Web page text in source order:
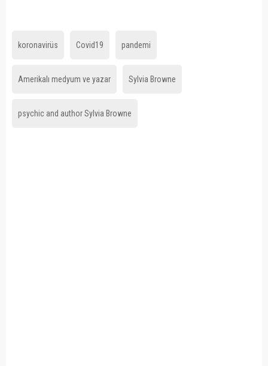
koronavirüs Covid19 pandemi
Amerikalı medyum ve yazar Sylvia Browne
psychic and author Sylvia Browne